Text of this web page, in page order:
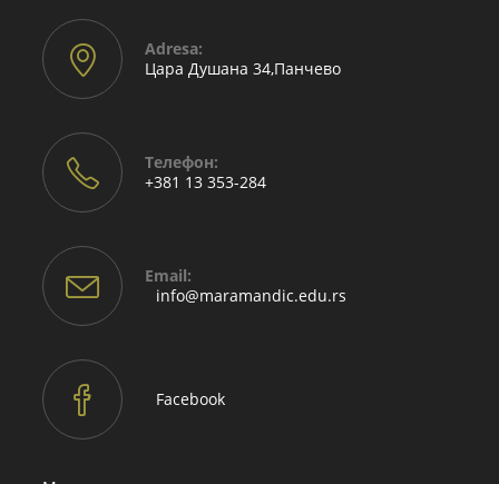
Adresа:
Цара Душана 34,Панчево
Телефон:
+381 13 353-284
Email:
info@maramandic.edu.rs
Facebook